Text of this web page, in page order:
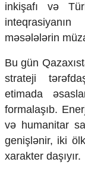
Humanitar
Elm və təhsil
Mədəniyyət
Diaspor
Yüksəliş
Zəfər
Səhiyyə
Ailə və uşaq
Turizm
İqtisadiyyat
inkişafı və
məsələlərin
Bu gün
strateji
etimada
formalaşıb.
və humanitar
genişlənir, iki
xarakter daşıyır.